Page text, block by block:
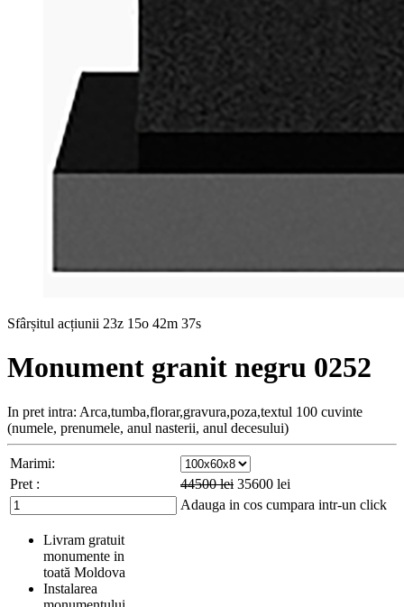
Sfârșitul acțiunii 23z 15o 42m 35s
Monument granit negru 0252
In pret intra: Arca,tumba,florar,gravura,poza,textul 100 cuvinte
(numele, prenumele, anul nasterii, anul decesului)
Marimi:
Pret :
44500lei 35600 lei
Adauga in cos cumpara intr-un click
Livram gratuit
monumente in
toată Moldova
Instalarea